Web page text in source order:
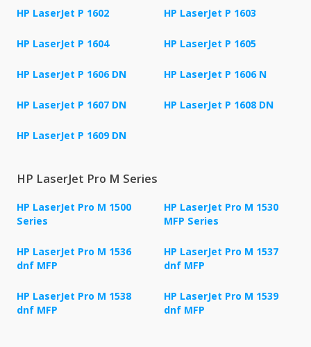
HP LaserJet P 1602 HP LaserJet P 1603
HP LaserJet P 1604 HP LaserJet P 1605
HP LaserJet P 1606 DN HP LaserJet P 1606 N
HP LaserJet P 1607 DN HP LaserJet P 1608 DN
HP LaserJet P 1609 DN
HP LaserJet Pro M Series
HP LaserJet Pro M 1500
Series
HP LaserJet Pro M 1530
MFP Series
HP LaserJet Pro M 1536
dnf MFP
HP LaserJet Pro M 1537
dnf MFP
HP LaserJet Pro M 1538
dnf MFP
HP LaserJet Pro M 1539
dnf MFP